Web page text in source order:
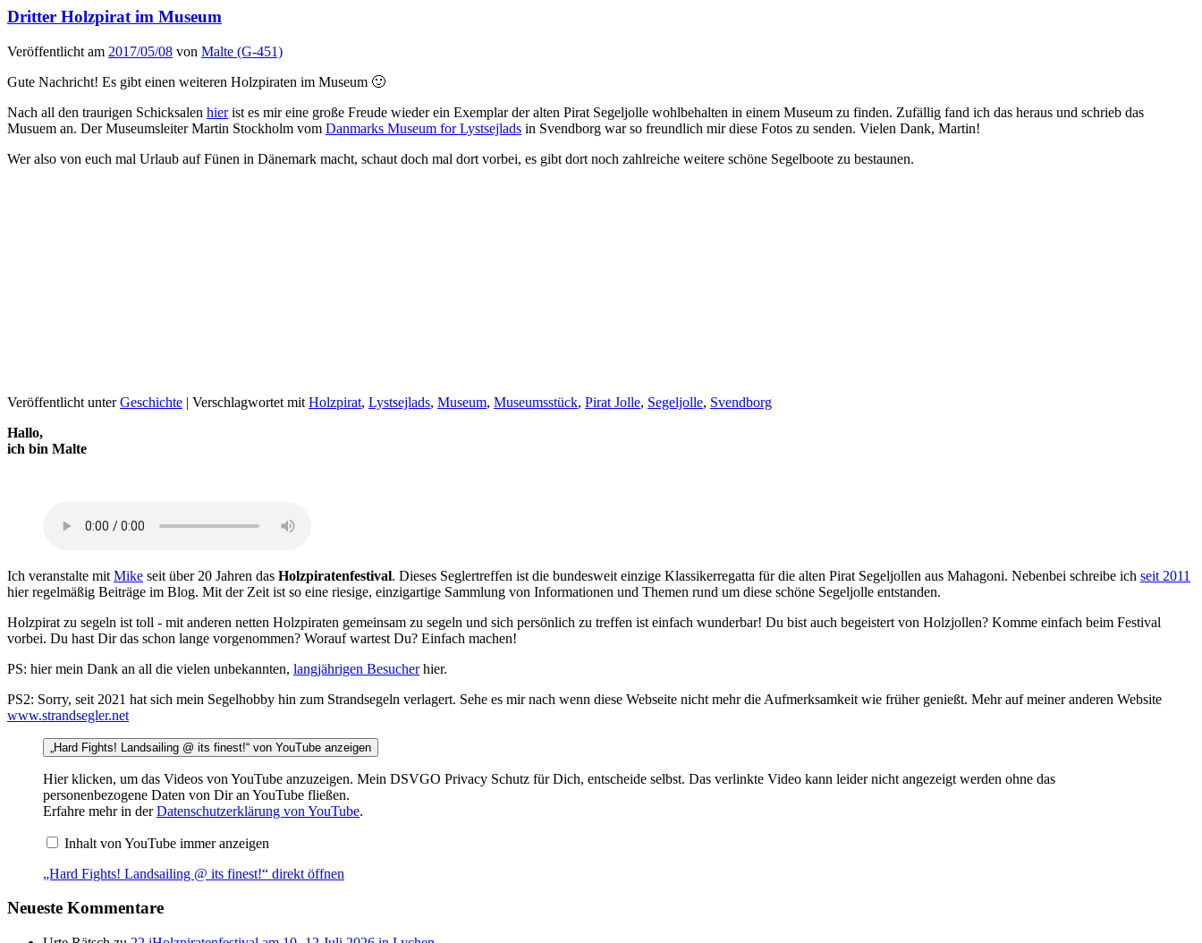
Dritter Holzpirat im Museum
Veröffentlicht am 2017/05/08 von Malte (G-451)
Gute Nachricht! Es gibt einen weiteren Holzpiraten im Museum 🙂
Nach all den traurigen Schicksalen hierist es mir eine große Freude wieder ein Exemplar der alten Pirat Segeljolle wohlbehalten in einem Museum zu finden. Zufällig fand ich das heraus und schrieb das
Musuem an. Der Museumsleiter Martin Stockholm vom Danmarks Museum for Lystsejlads in Svendborg war so freundlich mir diese Fotos zu senden. Vielen Dank, Martin!
Wer also von euch mal Urlaub auf Fünen in Dänemark macht, schaut doch mal dort vorbei, es gibt dort noch zahlreiche weitere schöne Segelboote zu bestaunen.
Veröffentlicht unter Geschichte | Verschlagwortet mit Holzpirat, Lystsejlads, Museum, Museumsstück, Pirat Jolle, Segeljolle, Svendborg
Hallo,
ich bin Malte
Ich veranstalte mit Mike seit über 20 Jahren das Holzpiratenfestival. Dieses Seglertreffen ist die bundesweit einzige Klassikerregatta für die alten Pirat Segeljollen aus Mahagoni. Nebenbei schreibe ich seit 2011
hier regelmäßig Beiträge im Blog. Mit der Zeit ist so eine riesige, einzigartige Sammlung von Informationen und Themen rund um diese schöne Segeljolle entstanden.
Holzpirat zu segeln ist toll - mit anderen netten Holzpiraten gemeinsam zu segeln und sich persönlich zu treffen ist einfach wunderbar! Du bist auch begeistert von Holzjollen? Komme einfach beim Festival
vorbei. Du hast Dir das schon lange vorgenommen? Worauf wartest Du? Einfach machen!
PS: hier mein Dank an all die vielen unbekannten, langjährigen Besucherhier.
PS2: Sorry, seit 2021 hat sich mein Segelhobby hin zum Strandsegeln verlagert. Sehe es mir nach wenn diese Webseite nicht mehr die Aufmerksamkeit wie früher genießt. Mehr auf meiner anderen Website
www.strandsegler.net
„Hard Fights! Landsailing @ its finest!“ von YouTube anzeigen
Hier klicken, um das Videos von YouTube anzuzeigen. Mein DSVGO Privacy Schutz für Dich, entscheide selbst. Das verlinkte Video kann leider nicht angezeigt werden ohne das
personenbezogene Daten von Dir an YouTube fließen.
Erfahre mehr in derDatenschutzerklärung von YouTube.
Inhalt von YouTube immer anzeigen
„Hard Fights! Landsailing @ its finest!“ direkt öffnen
Neueste Kommentare